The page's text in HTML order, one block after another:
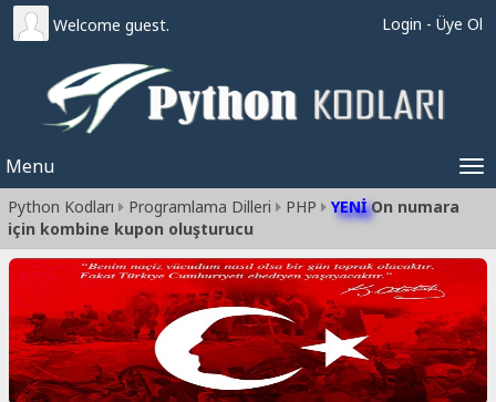
Welcome guest. Login - Üye Ol
Menu
Python Kodları Programlama Dilleri PHP YENİOn numara
için kombine kupon oluşturucu